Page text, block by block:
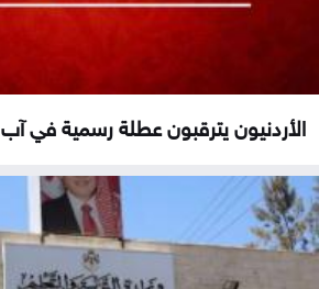
الأردنيون يترقبون عطلة رسمية في آب